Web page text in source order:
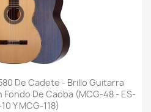
De Cadete - Brillo Guitarra
Fondo De Caoba (MCG-48 - ES-
Y MCG-118)